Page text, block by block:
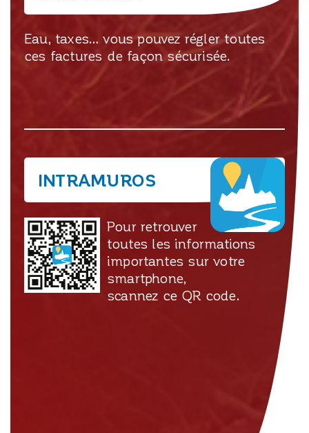
Eau, taxes… vous pouvez régler toutes
ces factures de façon sécurisée.
INTRAMUROS
Pour retrouver
toutes les informations
importantes sur votre
smartphone,
scannez ce QR code.